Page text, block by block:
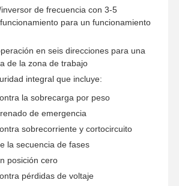
de frecuencia con 3-5
para un funcionamiento
en seis direcciones para una
de la zona de trabajo
integral que incluye:
la sobrecarga por peso
de emergencia
sobrecorriente y cortocircuito
la secuencia de fases
posición cero
pérdidas de voltaje